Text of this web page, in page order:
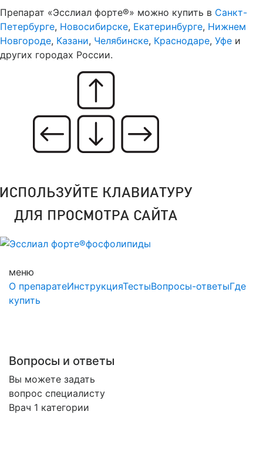
Препарат «Эсслиал форте®» можно купить в Санкт-
Петербурге, Новосибирске, Екатеринбурге, Нижнем
Новгороде, Казани, Челябинске, Краснодаре, Уфе и
других городах России.
Эсслиал форте®фосфолипиды
меню
О препаратеИнструкцияТестыВопросы-ответыГде
купить
Вопросы и ответы
Вы можете задать
вопрос специалисту
Врач 1 категории